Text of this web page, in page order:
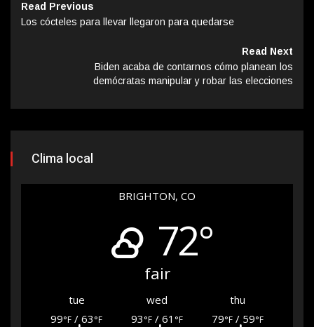
Read Previous
Los cócteles para llevar llegaron para quedarse
Read Next
Biden acaba de contarnos cómo planean los
demócratas manipular y robar las elecciones
Clima local
BRIGHTON, CO
72°
fair
tue wed
thu
99°F / 63°F 93°F/ 61 °F 79°F/ 59°F